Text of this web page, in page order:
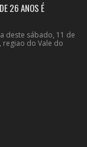
26 ANOS É
deste sábado, 11 de
regiao do Vale do